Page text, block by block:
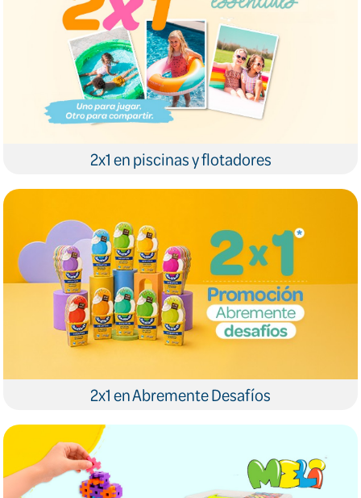
2x1 en piscinas y flotadores
2x1 en Abremente Desafíos